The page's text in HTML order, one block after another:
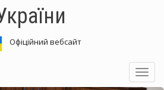
Офіційний вебсайт
Toggle